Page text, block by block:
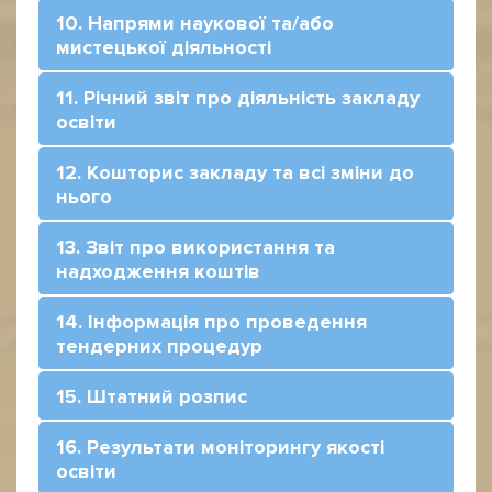
10. Напрями наукової та/або
мистецької діяльності
11. Річний звіт про діяльність закладу
освіти
12. Кошторис закладу та всі зміни до
нього
13. Звіт про використання та
надходження коштів
14. Інформація про проведення
тендерних процедур
15. Штатний розпис
16. Результати моніторингу якості
освіти